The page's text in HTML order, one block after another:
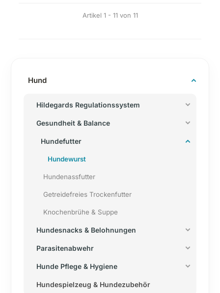
Artikel 1 - 11 von 11
Hund
Hildegards Regulationssystem
Gesundheit & Balance
Hundefutter
Hundewurst
Hundenassfutter
Getreidefreies Trockenfutter
Knochenbrühe & Suppe
Hundesnacks & Belohnungen
Parasitenabwehr
Hunde Pflege & Hygiene
Hundespielzeug & Hundezubehör